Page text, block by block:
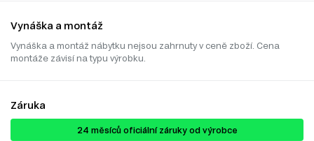
Vynáška a montáž
Vynáška a montáž nábytku nejsou zahrnuty v ceně zboží. Cena
montáže závisí na typu výrobku.
Záruka
24 ​​​​měsíců oficiální záruky od výrobce